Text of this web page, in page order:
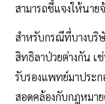
สามารถชี้แจงให้นาย
สำหรับกรณีที่บางบริ
สิทธิลาป่วยต่างกัน เ
รับรองแพทย์มาประ
สอดคล้องกับกฎหมา